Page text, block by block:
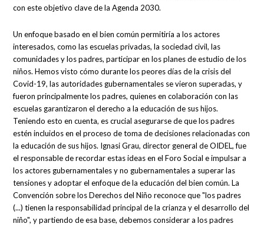
con este objetivo clave de la Agenda 2030.
Un enfoque basado en el bien común permitiría a los actores
interesados, como las escuelas privadas, la sociedad civil, las
comunidades y los padres, participar en los planes de estudio de los
niños. Hemos visto cómo durante los peores días de la crisis del
Covid-19, las autoridades gubernamentales se vieron superadas, y
fueron principalmente los padres, quienes en colaboración con las
escuelas garantizaron el derecho a la educación de sus hijos.
Teniendo esto en cuenta, es crucial asegurarse de que los padres
estén incluidos en el proceso de toma de decisiones relacionadas con
la educación de sus hijos. Ignasi Grau, director general de OIDEL, fue
el responsable de recordar estas ideas en el Foro Social e impulsar a
los actores gubernamentales y no gubernamentales a superar las
tensiones y adoptar el enfoque de la educación del bien común. La
Convención sobre los Derechos del Niño reconoce que "los padres
(...) tienen la responsabilidad principal de la crianza y el desarrollo del
niño", y partiendo de esa base, debemos considerar a los padres